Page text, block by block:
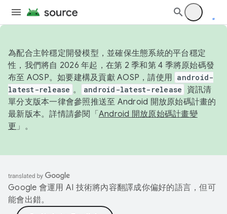
為配合主幹穩定開發模型，並確保生態系統的平台穩定
性，我們將自 2026 年起，在第 2 季和第 4 季將原始碼發
布至 AOSP。如要建構及貢獻 AOSP，請使用 android-
latest-release 。 android-latest-release
資訊清
單分支版本一律會參照推送至 Android 開放原始碼計畫的
最新版本。詳情請參閱「 Android 開放原始碼計畫變
更 」。
Google 會運用 AI 技術將內容翻譯成你偏好的語言，但可
能會出錯。